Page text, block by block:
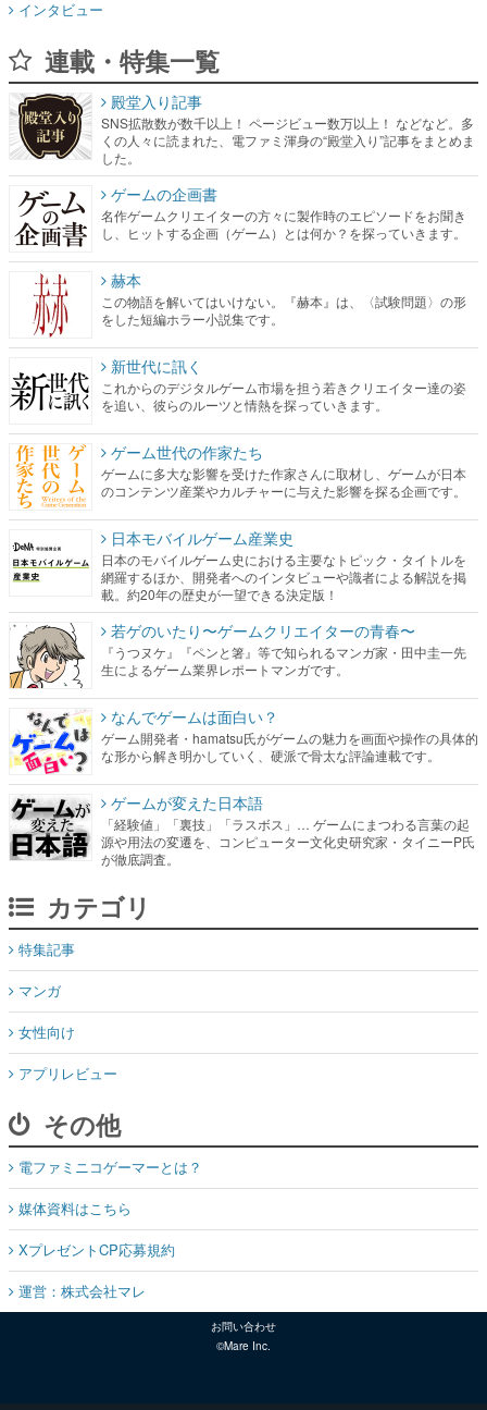
くの人々に読まれた、電ファミ渾身の“殿堂入り”記事をまとめま
した。
ゲームの企画書
名作ゲームクリエイターの方々に製作時のエピソードをお聞き
し、ヒットする企画（ゲーム）とは何か？を探っていきます。
赫本
この物語を解いてはいけない。『赫本』は、〈試験問題〉の形
をした短編ホラー小説集です。
新世代に訊く
これからのデジタルゲーム市場を担う若きクリエイター達の姿
を追い、彼らのルーツと情熱を探っていきます。
ゲーム世代の作家たち
ゲームに多大な影響を受けた作家さんに取材し、ゲームが日本
のコンテンツ産業やカルチャーに与えた影響を探る企画です。
日本モバイルゲーム産業史
日本のモバイルゲーム史における主要なトピック・タイトルを
網羅するほか、開発者へのインタビューや識者による解説を掲
若ゲのいたり〜ゲームクリエイターの青春〜
『うつヌケ』『ペンと箸』等で知られるマンガ家・田中圭一先
生によるゲーム業界レポートマンガです。
なんでゲームは面白い？
ゲーム開発者・hamatsu氏がゲームの魅力を画面や操作の具体的
な形から解き明かしていく、硬派で骨太な評論連載です。
ゲームが変えた日本語
「経験値」「裏技」「ラスボス」… ゲームにまつわる言葉の起
源や用法の変遷を、コンピューター文化史研究家・タイニーP氏
カテゴリ
マンガ
女性向け
アプリレビュー
その他
電ファミニコゲーマーとは？
媒体資料はこちら
XプレゼントCP応募規約
運営：株式会社マレ